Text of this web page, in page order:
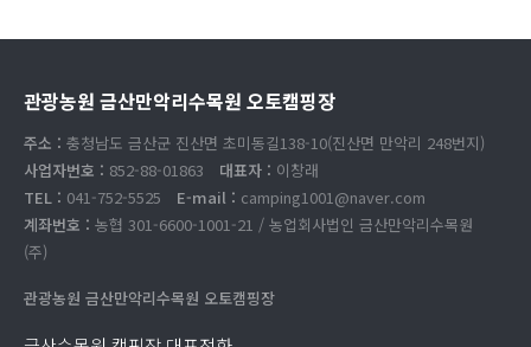
관광농원 금산만악리수목원 오토캠핑장
주소 : 충청남도 금산군 진산면 초미동길138-10(진산면 만악리 248번지)
사업자번호 : 852-88-01863 대표자 : 이창래
TEL : 041-752-5525 E-mail : camping1001@naver.com
계좌번호 : 농협 301-6600-1001-21 / 농업회사법인 금산만악리수목원
(주)
관광농원 금산만악리수목원 오토캠핑장